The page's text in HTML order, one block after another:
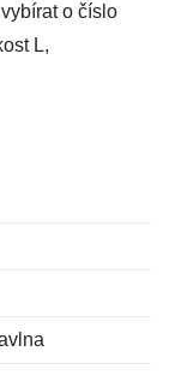
o číslo
L,